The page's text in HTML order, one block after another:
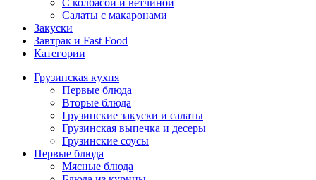
С колбасой и ветчиной
Салаты с макаронами
Закуски
Завтрак и Fast Food
Категории
Грузинская кухня
Первые блюда
Вторые блюда
Грузинские закуски и салаты
Грузинская выпечка и десеры
Грузинские соусы
Первые блюда
Мясные блюда